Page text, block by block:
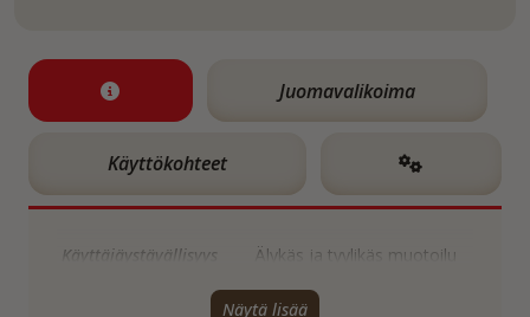
Juomavalikoima
Käyttökohteet
Käyttäjäystävällisyys
Älykäs ja tyylikäs muotoilu
kosketuspaneelin kanssa